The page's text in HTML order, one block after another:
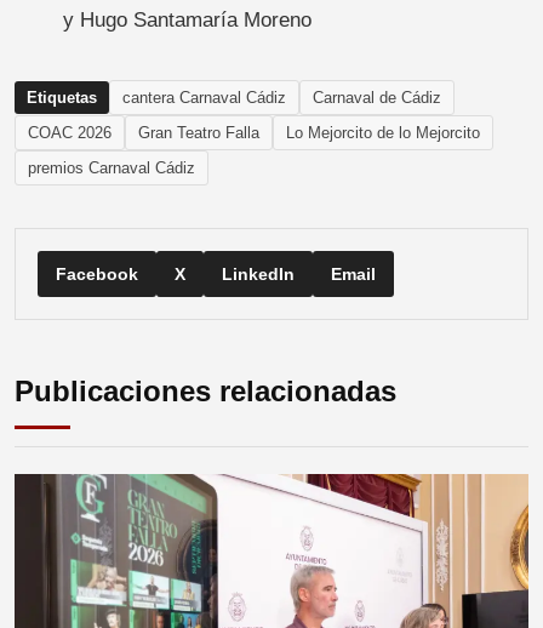
y Hugo Santamaría Moreno
Etiquetas cantera Carnaval Cádiz
Carnaval de Cádiz
COAC 2026
Gran Teatro Falla
Lo Mejorcito de lo Mejorcito
premios Carnaval Cádiz
Facebook X LinkedIn Email
Publicaciones relacionadas